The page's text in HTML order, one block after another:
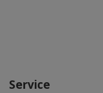
Service